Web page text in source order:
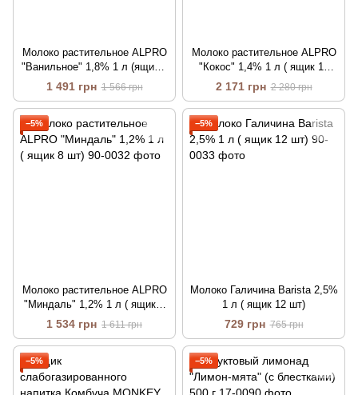
Молоко растительное ALPRO
"Ванильное" 1,8% 1 л (ящик 8
1 491 грн 1 566 грн
Молоко растительное ALPRO
"Кокос" 1,4% 1 л ( ящик 12
2 171 грн 2 280 грн
−5%
Молоко растительное ALPRO
"Миндаль" 1,2% 1 л ( ящик 8
1 534 грн 1 611 грн
−5%
Молоко Галичина Barista 2,5%
1 л ( ящик 12 шт)
729 грн 765 грн
−5% −5%